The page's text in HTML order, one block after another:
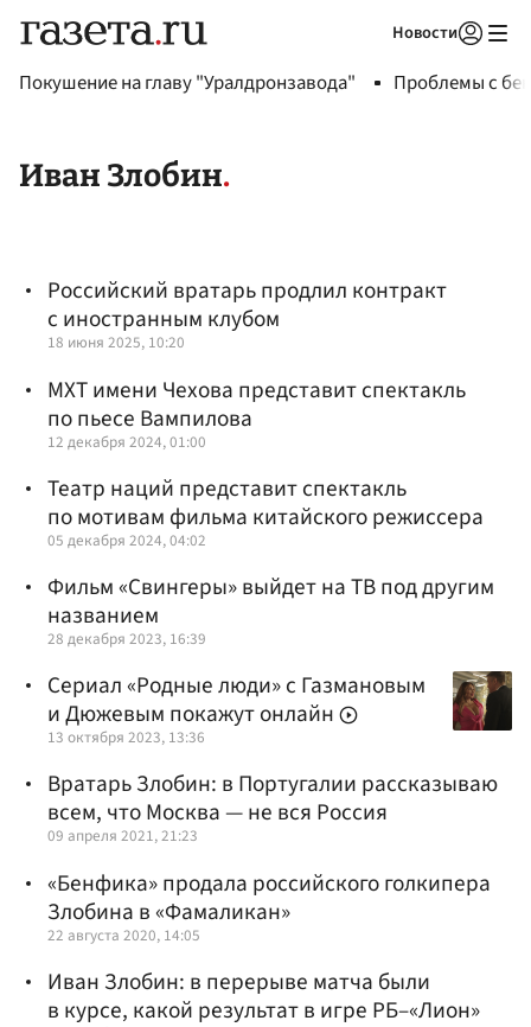
Новости
Покушение на главу "Уралдронзавода" Проблемы с
Иван Злобин
Российский вратарь продлил контракт
с иностранным клубом
18 июня 2025, 10:20
МХТ имени Чехова представит спектакль
по пьесе Вампилова
12 декабря 2024, 01:00
Театр наций представит спектакль
по мотивам фильма китайского режиссера
05 декабря 2024, 04:02
Фильм «Свингеры» выйдет на ТВ под другим
названием
28 декабря 2023, 16:39
Сериал «Родные люди» с Газмановым
и Дюжевым покажут онлайн
13 октября 2023, 13:36
Вратарь Злобин: в Португалии рассказываю
всем, что Москва — не вся Россия
09 апреля 2021, 21:23
«Бенфика» продала российского голкипера
Злобина в «Фамаликан»
22 августа 2020, 14:05
Иван Злобин: в перерыве матча были
в курсе, какой результат в игре РБ–«Лион»